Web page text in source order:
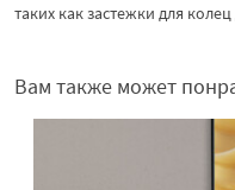
таких как застежки для
Вам также может